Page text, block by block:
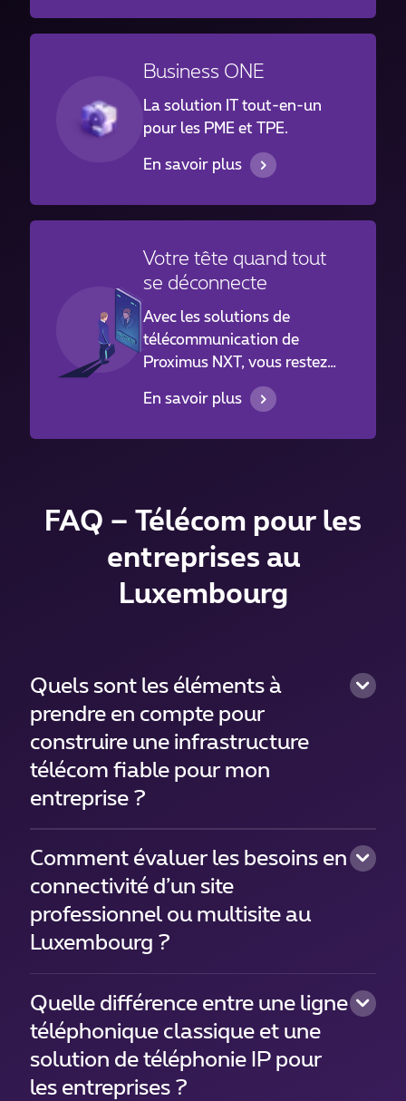
Business ONE
La solution IT tout-en-un
pour les PME et TPE.
En savoir plus
Votre tête quand tout
se déconnecte
Avec les solutions de
télécommunication de
Proximus NXT, vous restez
connecté, là où ça compte.
En savoir plus
FAQ – Télécom pour les
entreprises au
Luxembourg
Quels sont les éléments à
prendre en compte pour
construire une infrastructure
télécom fiable pour mon
entreprise ?
Comment évaluer les besoins en
connectivité d’un site
professionnel ou multisite au
Luxembourg ?
Quelle différence entre une ligne
téléphonique classique et une
solution de téléphonie IP pour
les entreprises ?